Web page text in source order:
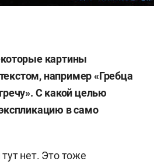
картины
например «Гребца
С какой целью
в само
нет. Это тоже